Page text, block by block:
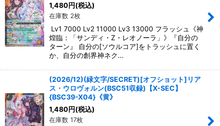
1,480円(税込)
在庫数 2枚
Lv1 7000 Lv2 11000 Lv3 13000 フラッシュ《神
煌臨：「サンディ・Z・レオノーラ」》『自分の
ターン』 自分の[ソウルコア]をトラッシュに置く
か、自分の創界神ネク…
(2026/12)(緑文字/SECRET)[オフショット]リア
ス・ウロヴォルン(BSC51収録)【X-SEC】
{BSC39-X04}《黄》
1,480円(税込)
在庫数 17枚